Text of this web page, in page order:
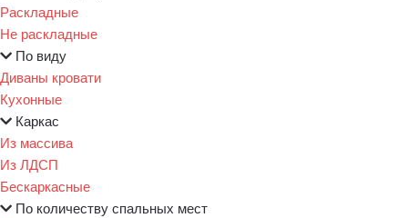
Раскладные
Не раскладные
По виду
Диваны кровати
Кухонные
Каркас
Из массива
Из ЛДСП
Бескаркасные
По количеству спальных мест